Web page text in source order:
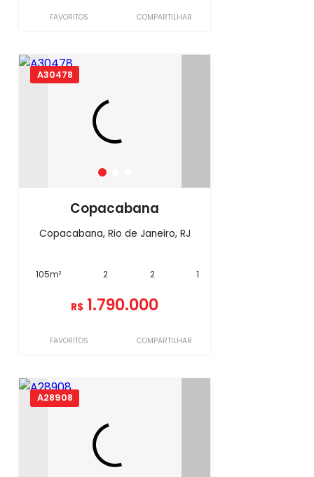
FAVORITOS COMPARTILHAR
A30478
Copacabana
Copacabana, Rio de Janeiro, RJ
105m² 2 2 1
R$ 1.790.000
FAVORITOS COMPARTILHAR
A28908